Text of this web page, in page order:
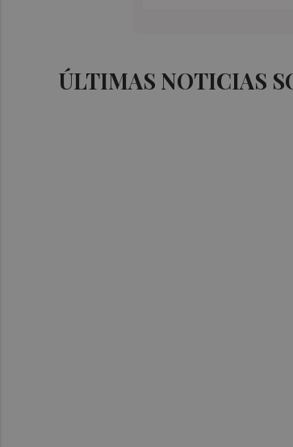
ÚLTIMAS NOTICIAS